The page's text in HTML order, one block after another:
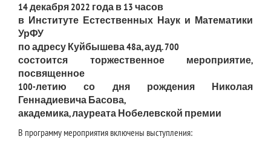
14 декабря 2022 года в 13 часов
в Институте Естественных Наук и Математики
УрФУ
по адресу Куйбышева 48а, ауд. 700
состоится торжественное мероприятие,
посвященное
100-летию со дня рождения Николая
Геннадиевича Басова,
академика, лауреата Нобелевской премии
В программу мероприятия включены выступления: